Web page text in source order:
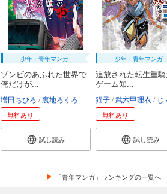
少年・青年マンガ
ゾンビのあふれた世界で
俺だけが...
増田ちひろ 裏地ろくろ
無料あり
試し読み
少年・青年マンガ
追放された転生重
ゲーム知...
猫子 武六甲理衣 じゃ
無料あり
試し読み
「青年マンガ」ランキングの一覧へ